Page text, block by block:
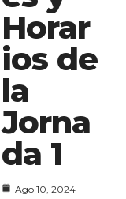
Horar
ios de
la
Jorna
da 1
Ago 10, 2024